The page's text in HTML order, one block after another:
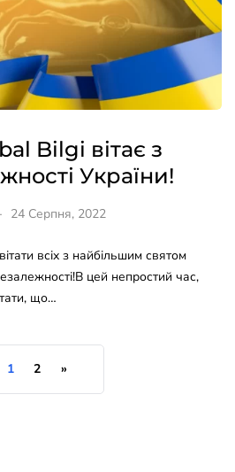
Bilgi вітає з
України!
24 Серпня, 2022
всіх з найбільшим святом
цей непростий час,
що…
1 2 »